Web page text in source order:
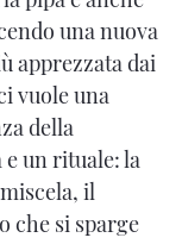
una nuova
apprezzata dai
vuole una
della
e un rituale: la
il
che si sparge